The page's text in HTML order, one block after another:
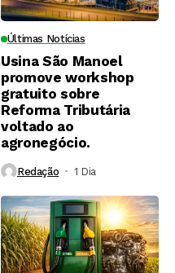
Últimas Notícias
Usina São Manoel
promove workshop
gratuito sobre
Reforma Tributária
voltado ao
agronegócio.
Redação 1 Dia ⁮